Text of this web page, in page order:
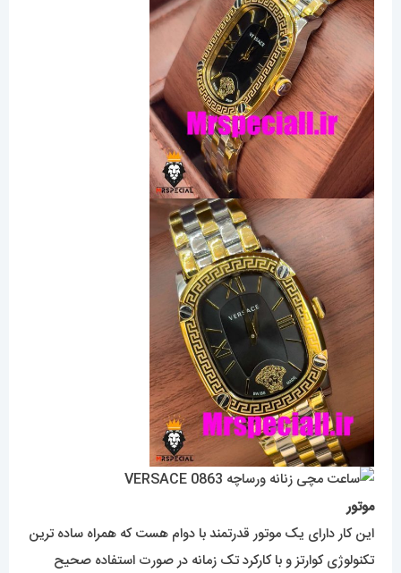
موتور
این کار دارای یک موتور قدرتمند با دوام هست که همراه ساده ترین
تکنولوژی کوارتز و با کارکرد تک زمانه در صورت استفاده صحیح